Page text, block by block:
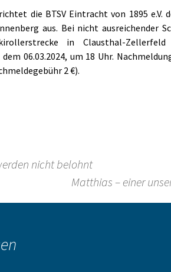
Links
die BTSV Eintracht von 1895 e.V.
aus. Bei nicht ausreichender
in Clausthal-Zellerfeld
06.03.2024, um 18 Uhr.
2 €).
nicht belohnt
Matthias – einer